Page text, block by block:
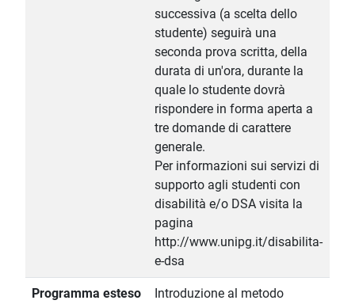
successiva (a scelta dello
studente) seguirà una
seconda prova scritta, della
durata di un'ora, durante la
quale lo studente dovrà
rispondere in forma aperta a
tre domande di carattere
generale.
Per informazioni sui servizi di
supporto agli studenti con
disabilità e/o DSA visita la
pagina
http://www.unipg.it/disabilita-
e-dsa
Programma esteso
Introduzione al metodo